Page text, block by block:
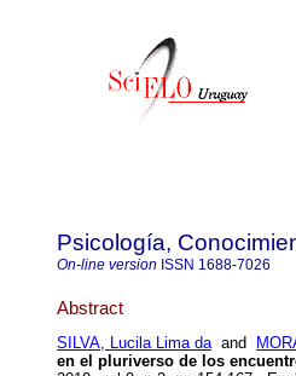
Psicología,
On-line version ISSN 1688-7026
Abstract
SILVA, Lucila Lima daand
en el pluriverso de los